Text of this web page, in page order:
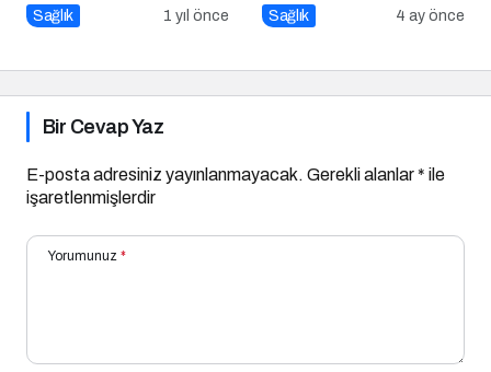
Sırlar
Sağlık 1 yıl önce
Farklılıklar
Sağlık 4 ay önce
Bir Cevap Yaz
E-posta adresiniz yayınlanmayacak. Gerekli alanlar* ile
işaretlenmişlerdir
Yorumunuz *